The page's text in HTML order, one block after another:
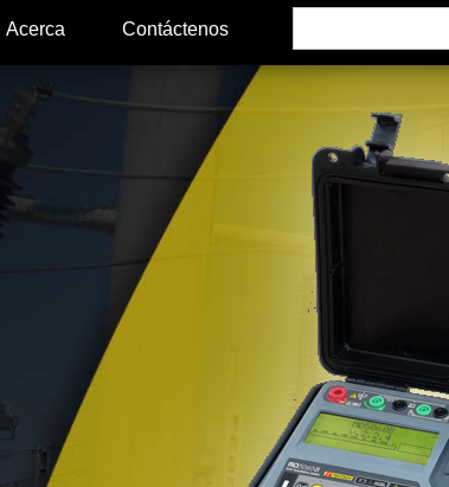
Acerca Contáctenos